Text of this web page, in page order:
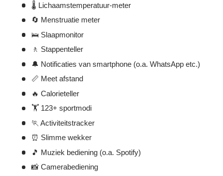
🌡️ Lichaamstemperatuur-meter
🔄 Menstruatie meter
🛌 Slaapmonitor
🚶 Stappenteller
🔔 Notificaties van smartphone (o.a. WhatsApp etc.)
📏 Meet afstand
🔥 Calorieteller
🏋️ 123+ sportmodi
🏃 Activiteitstracker
⏰ Slimme wekker
🎵 Muziek bediening (o.a. Spotify)
📸 Camerabediening